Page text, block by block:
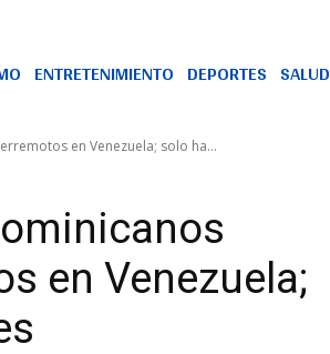
ENTRETENIMIENTO DEPORTES SALUD
en Venezuela; solo ha...
en Venezuela;